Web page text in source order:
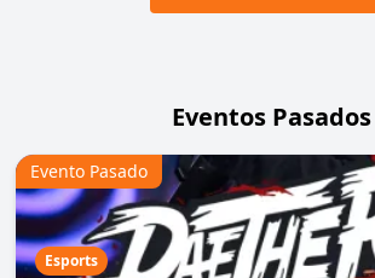
Eventos Pasados
Esports
Evento Pasado